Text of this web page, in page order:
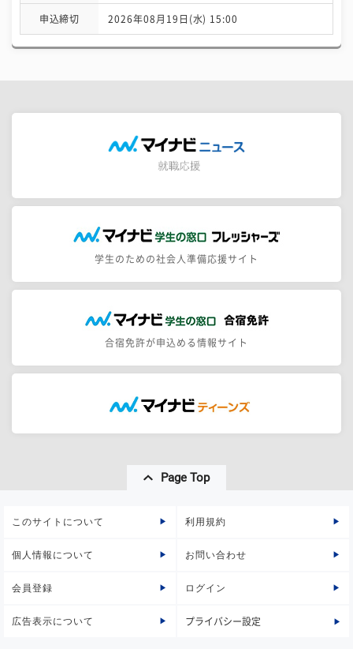
申込締切 2026年08月19日(水) 15:00
学生のための社会人準備応援サイト
合宿免許が申込める情報サイト
Page Top
このサイトについて 利用規約
個人情報について お問い合わせ
会員登録 ログイン
広告表示について プライバシー設定